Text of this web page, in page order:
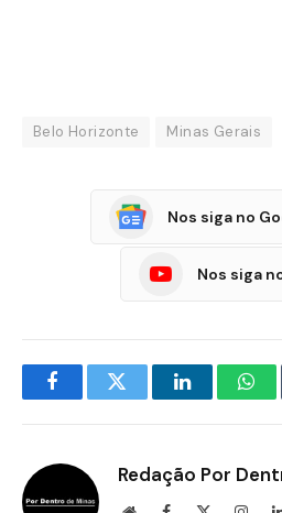
Belo Horizonte Minas Gerais
Nos siga no
Nos siga
FacebookTwitter LinkedIn
Redação Por